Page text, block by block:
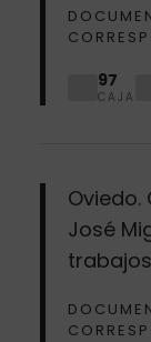
97
CAJA
Oviedo.
José